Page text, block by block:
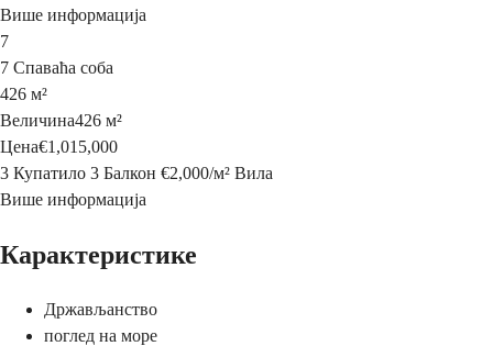
Више информација
7
7 Спаваћа соба
426 м²
Величина426 м²
Цена€1,015,000
3 Купатило 3 Балкон €2,000/м² Вила
Више информација
Карактеристике
Држављанство
поглед на море